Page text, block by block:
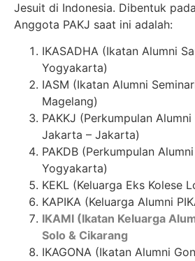
Jesuit di Indonesia. Dibentuk
Anggota PAKJ saat ini adalah:
IKASADHA (Ikatan Alumni
Yogyakarta)
IASM (Ikatan Alumni
Magelang)
PAKKJ (Perkumpulan
Jakarta – Jakarta)
PAKDB (Perkumpulan
Yogyakarta)
KEKL (Keluarga Eks Kolese
KAPIKA (Keluarga Alumni
IKAMI (Ikatan Keluarga
Solo & Cikarang
IKAGONA (Ikatan Alumni